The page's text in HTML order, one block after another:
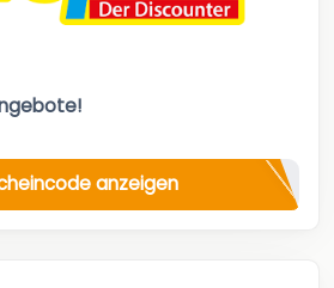
anzeigen